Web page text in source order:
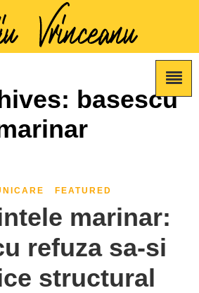
basescu
FEATURED
marinar:
refuza sa-si
structural